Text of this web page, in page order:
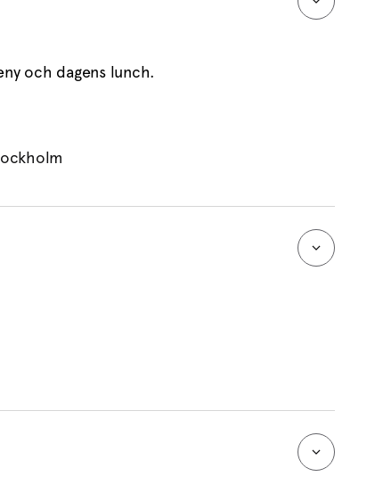
och dagens lunch.